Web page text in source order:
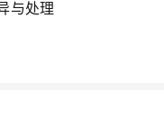
与处理